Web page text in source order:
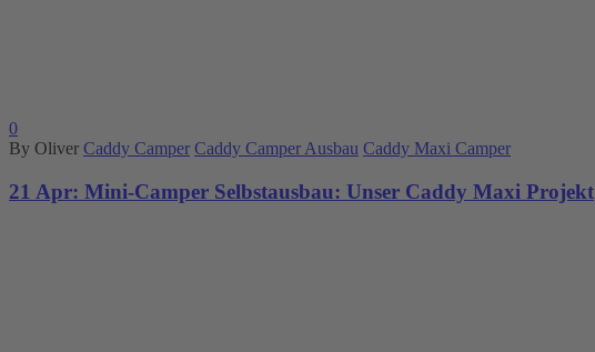
0
By Oliver Caddy Camper Caddy Camper Ausbau Caddy Maxi Camper
21 Apr: Mini-Camper Selbstausbau: Unser Caddy Maxi Projekt